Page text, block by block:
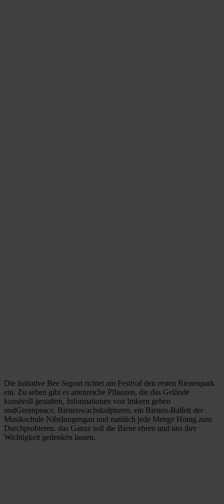
Die Initiative Bee Suport richtet am Festival den ersten Bienenpark
ein. Zu sehen gibt es artenreiche Pflanzen, die das Gelände
kunstvoll gestalten, Informationen von Imkern geben
undGreenpeace, Bienenwachskulpturen, ein Bienen-Ballett der
Musikschule Nibelungengau und natülich jede Menge Honig zum
Durchprobieren. das Ganze soll die Biene ehren und uns ihre
Wichtigkeit gedenken lassen.